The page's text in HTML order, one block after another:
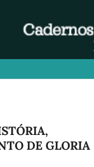
DE GLORIA